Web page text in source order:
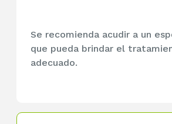
Se recomienda acudir a un
que pueda brindar el
adecuado.